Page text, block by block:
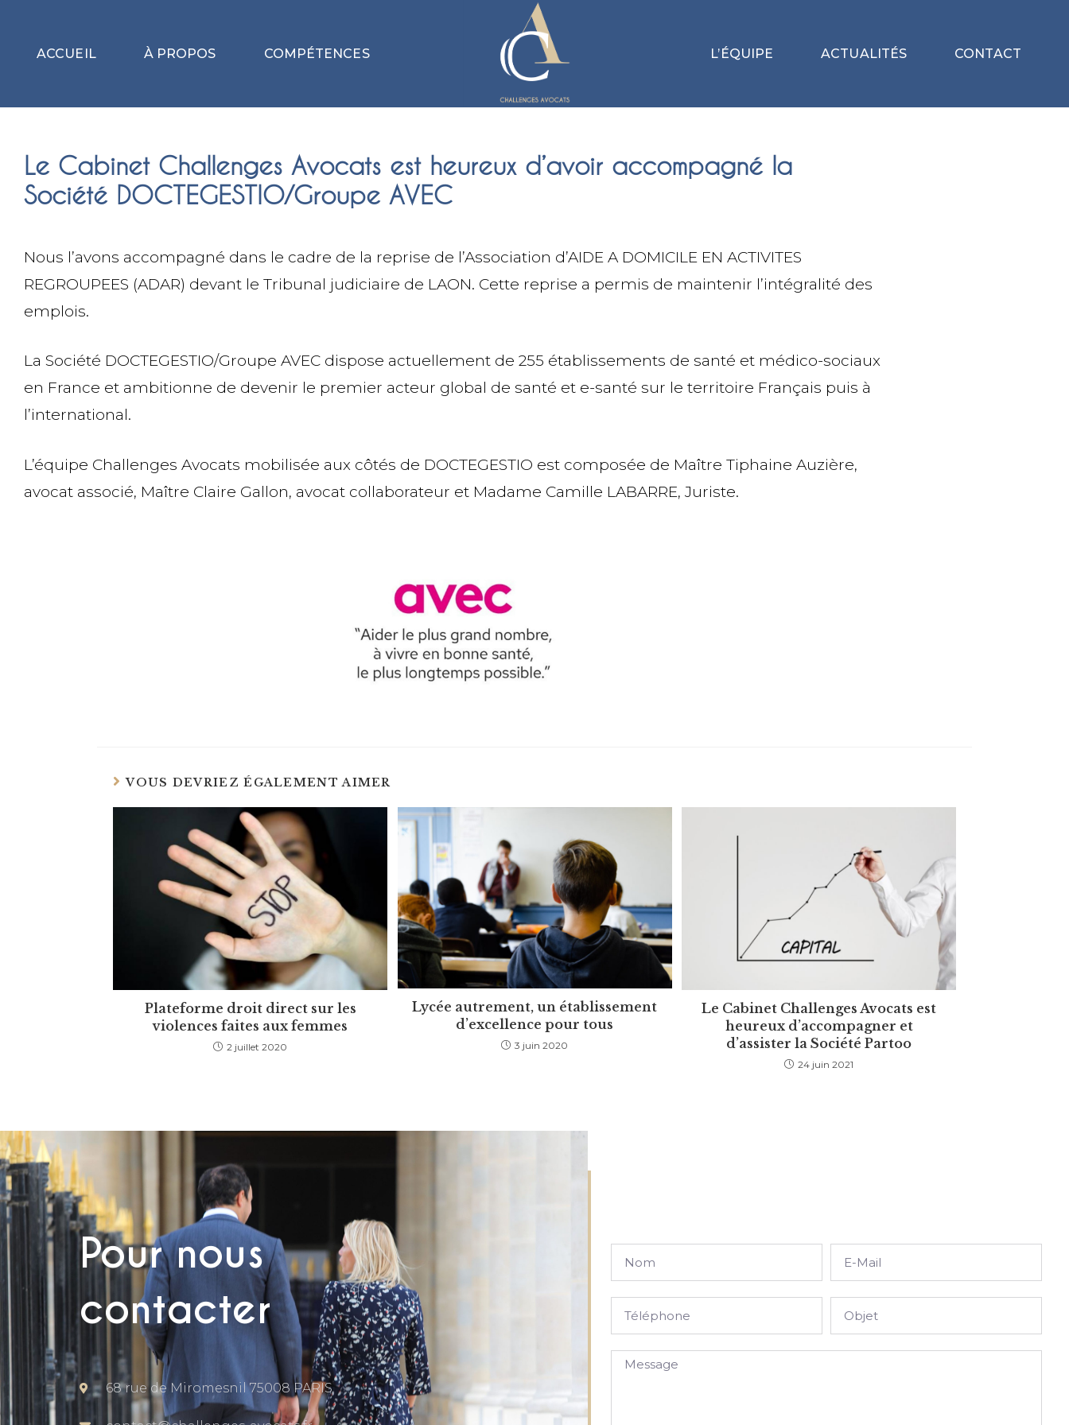
ACCUEIL À PROPOS COMPÉTENCES L’ÉQUIPE ACTUALITÉS CONTACT
Le Cabinet Challenges Avocats est heureux d’avoir accompagné la
Société DOCTEGESTIO/Groupe AVEC
Nous l’avons accompagné dans le cadre de la reprise de l’Association d’AIDE A DOMICILE EN ACTIVITES
REGROUPEES (ADAR) devant le Tribunal judiciaire de LAON. Cette reprise a permis de maintenir l’intégralité des
emplois.
La Société DOCTEGESTIO/Groupe AVEC dispose actuellement de 255 établissements de santé et médico-sociaux
en France et ambitionne de devenir le premier acteur global de santé et e-santé sur le territoire Français puis à
l’international.
L’équipe Challenges Avocats mobilisée aux côtés de DOCTEGESTIO est composée de Maître Tiphaine Auzière,
avocat associé, Maître Claire Gallon, avocat collaborateur et Madame Camille LABARRE, Juriste.
VOUS DEVRIEZ ÉGALEMENT AIMER
Plateforme droit direct sur les
violences faites aux femmes
2 juillet 2020
Lycée autrement, un établissement
d’excellence pour tous
3 juin 2020
Le Cabinet Challenges Avocats est
heureux d’accompagner et
d’assister la Société Partoo
24 juin 2021
Pour nous
contacter
68 rue de Miromesnil 75008 PARIS